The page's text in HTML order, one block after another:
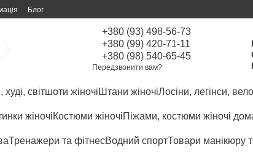
Блог
+380 (93) 498-56-73
+380 (99) 420-71-11
+380 (98) 540-65-45
Передзвонити вам?
худі, світшоти жіночі Штани жіночіЛосіни, легінси,
жіночіКостюми жіночіПіжами, костюми жіночі
Тренажери та фітнесВодний спортТовари манікюру